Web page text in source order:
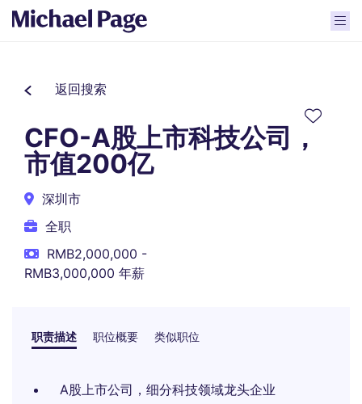
返回搜索
CFO-A股上市科技公司，
市值200亿
深圳市
全职
RMB2,000,000 -
RMB3,000,000 年薪
职责描述 职位概要 类似职位
A股上市公司，细分科技领域龙头企业